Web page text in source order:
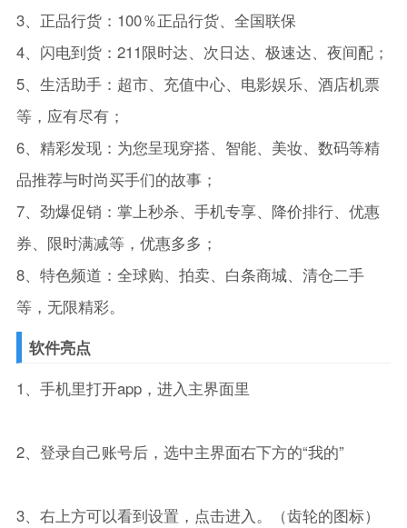
3、正品行货：100％正品行货、全国联保
4、闪电到货：211限时达、次日达、极速达、夜间配；
5、生活助手：超市、充值中心、电影娱乐、酒店机票
等，应有尽有；
6、精彩发现：为您呈现穿搭、智能、美妆、数码等精
品推荐与时尚买手们的故事；
7、劲爆促销：掌上秒杀、手机专享、降价排行、优惠
券、限时满减等，优惠多多；
8、特色频道：全球购、拍卖、白条商城、清仓二手
等，无限精彩。
软件亮点
1、手机里打开app，进入主界面里
2、登录自己账号后，选中主界面右下方的“我的”
3、右上方可以看到设置，点击进入。（齿轮的图标）